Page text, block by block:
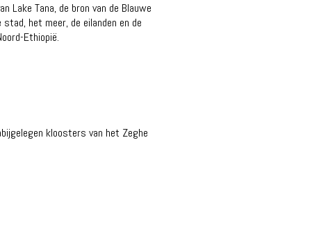
Lake Tana, de bron van de Blauwe
het meer, de eilanden en de
Ethiopië.
kloosters van het Zeghe